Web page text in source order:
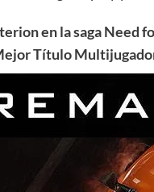
en la saga Need
Título